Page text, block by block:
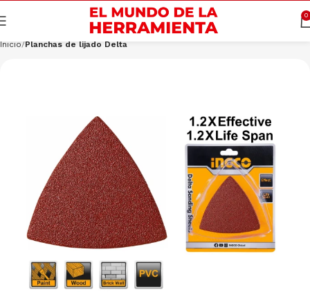
0
Inicio Planchas de lijado Delta
Cargando productos… CONSULTAR